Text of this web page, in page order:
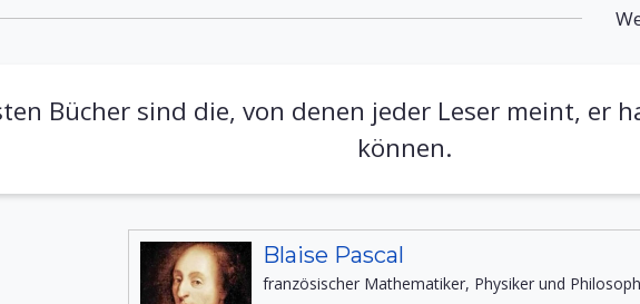
Bücher sind die, von denen jeder Leser meint, er
können.
Blaise Pascal
französischer Mathematiker, Physiker und Philosoph